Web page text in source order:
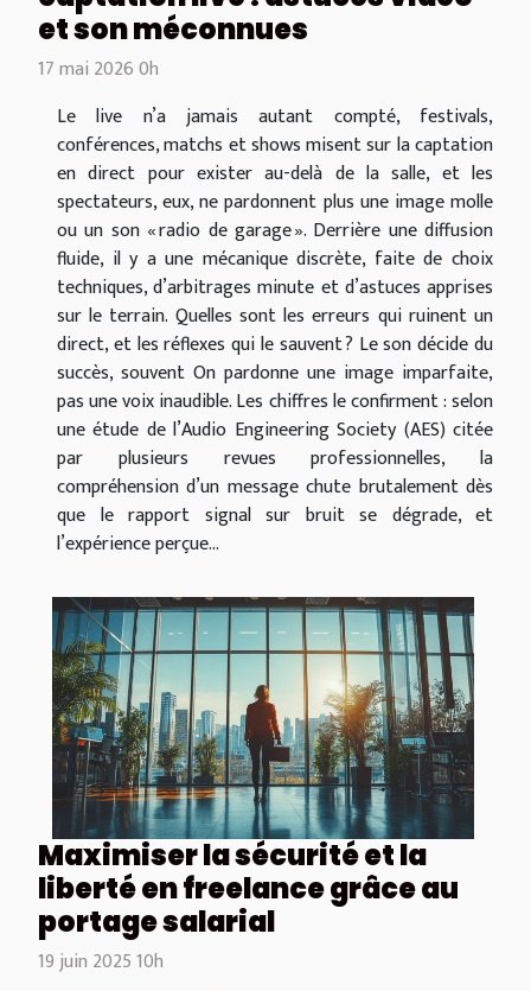
et son méconnues
17 mai 2026 0h
Le live n’a jamais autant compté, festivals,
conférences, matchs et shows misent sur la captation
en direct pour exister au-delà de la salle, et les
spectateurs, eux, ne pardonnent plus une image molle
ou un son « radio de garage ». Derrière une diffusion
fluide, il y a une mécanique discrète, faite de choix
techniques, d’arbitrages minute et d’astuces apprises
sur le terrain. Quelles sont les erreurs qui ruinent un
direct, et les réflexes qui le sauvent ? Le son décide du
succès, souvent On pardonne une image imparfaite,
pas une voix inaudible. Les chiffres le confirment : selon
une étude de l’Audio Engineering Society (AES) citée
par plusieurs revues professionnelles, la
compréhension d’un message chute brutalement dès
que le rapport signal sur bruit se dégrade, et
l’expérience perçue...
Maximiser la sécurité et la
liberté en freelance grâce au
portage salarial
19 juin 2025 10h